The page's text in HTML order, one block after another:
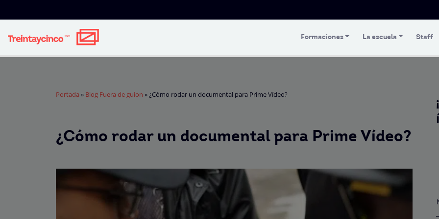
Formaciones La escuela Staff
Portada » Blog Fuera de guion »¿Cómo rodar un documental para Prime Vídeo?
¿Cómo rodar un documental para Prime Vídeo?